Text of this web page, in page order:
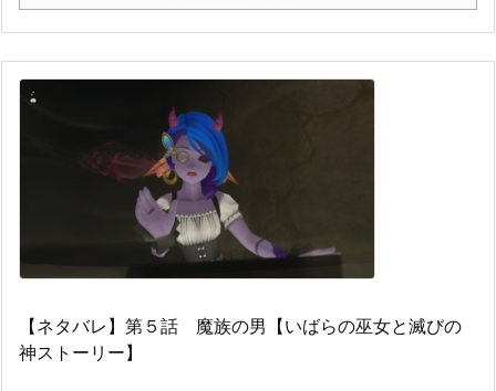
【ネタバレ】第５話 魔族の男【いばらの巫女と滅びの
神ストーリー】